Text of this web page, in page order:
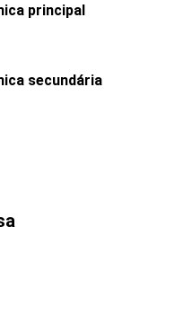
principal
secundária